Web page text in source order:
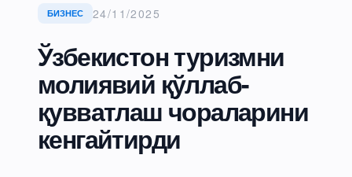
БИЗНЕС 24/11/2025
Ўзбекистон туризмни
молиявий қўллаб-
қувватлаш чораларини
кенгайтирди